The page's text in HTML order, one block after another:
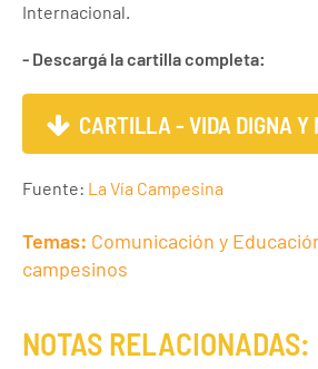
Internacional.
- Descargá la cartilla completa:
CARTILLA - VIDA DIGNA Y
Fuente: La Vía Campesina
Temas: Comunicación y
campesinos
NOTAS RELACIONADAS: